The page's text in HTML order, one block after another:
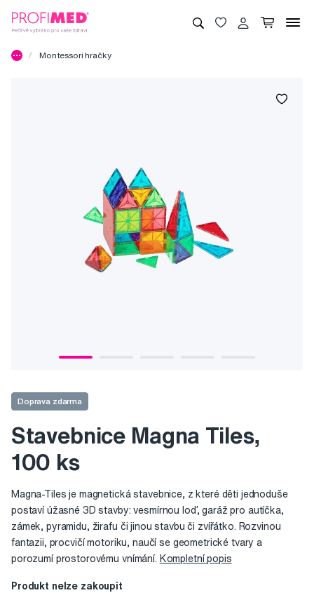
Montessori hračky
Doprava zdarma
Stavebnice Magna Tiles,
100 ks
Magna-Tiles je magnetická stavebnice, z které děti jednoduše
postaví úžasné 3D stavby: vesmírnou loď, garáž pro autíčka,
zámek, pyramidu, žirafu či jinou stavbu či zvířátko. Rozvinou
fantazii, procvičí motoriku, naučí se geometrické tvary a
porozumí prostorovému vnímání. Kompletní popis
Produkt nelze zakoupit